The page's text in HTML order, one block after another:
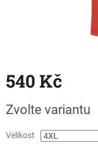
540 Kč
cena:
Zvolte variantu
Velikost